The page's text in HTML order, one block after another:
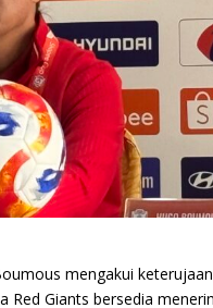
mengakui
Red Giants bersedia